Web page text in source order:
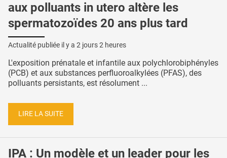
aux polluants in utero altère les
spermatozoïdes 20 ans plus tard
Actualité publiée il y a 2 jours 2 heures
L'exposition prénatale et infantile aux polychlorobiphényles
(PCB) et aux substances perfluoroalkylées (PFAS), des
polluants persistants, est résolument ...
LIRE LA SUITE
IPA : Un modèle et un leader pour les